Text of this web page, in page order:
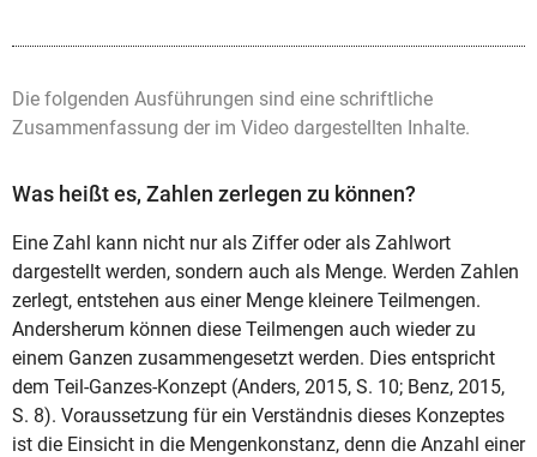
Die folgenden Ausführungen sind eine schriftliche
Zusammenfassung der im Video dargestellten Inhalte.
Was heißt es, Zahlen zerlegen zu können?
Eine Zahl kann nicht nur als Ziffer oder als Zahlwort
dargestellt werden, sondern auch als Menge. Werden Zahlen
zerlegt, entstehen aus einer Menge kleinere Teilmengen.
Andersherum können diese Teilmengen auch wieder zu
einem Ganzen zusammengesetzt werden. Dies entspricht
dem Teil-Ganzes-Konzept (Anders, 2015, S. 10; Benz, 2015,
S. 8). Voraussetzung für ein Verständnis dieses Konzeptes
ist die Einsicht in die Mengenkonstanz, denn die Anzahl einer